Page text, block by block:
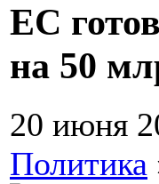
ЕС
на 50
20 июня
Политика